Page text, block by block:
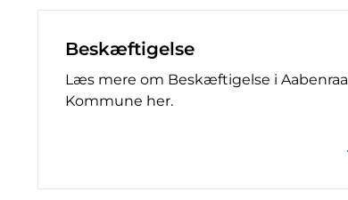
Beskæftigelse
Læs mere om Beskæftigelse i Aabenraa
Kommune her.